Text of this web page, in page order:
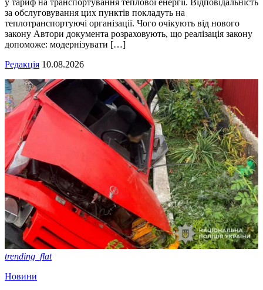
за обслуговування цих пунктів покладуть на
теплотранспортуючі організації. Чого очікують від нового
закону Автори документа розраховують, що реалізація закону
допоможе: модернізувати […]
Редакція 10.08.2026
trending_flat
Новини